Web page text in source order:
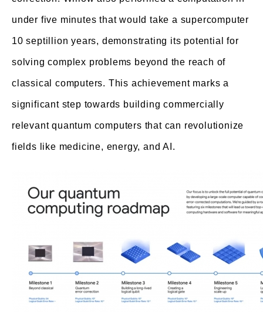
under five minutes that would take a supercomputer
10 septillion years, demonstrating its potential for
solving complex problems beyond the reach of
classical computers. This achievement marks a
significant step towards building commercially
relevant quantum computers that can revolutionize
fields like medicine, energy, and AI.